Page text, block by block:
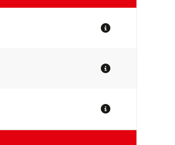
Spiel Details
Spiel Details
Spiel Details